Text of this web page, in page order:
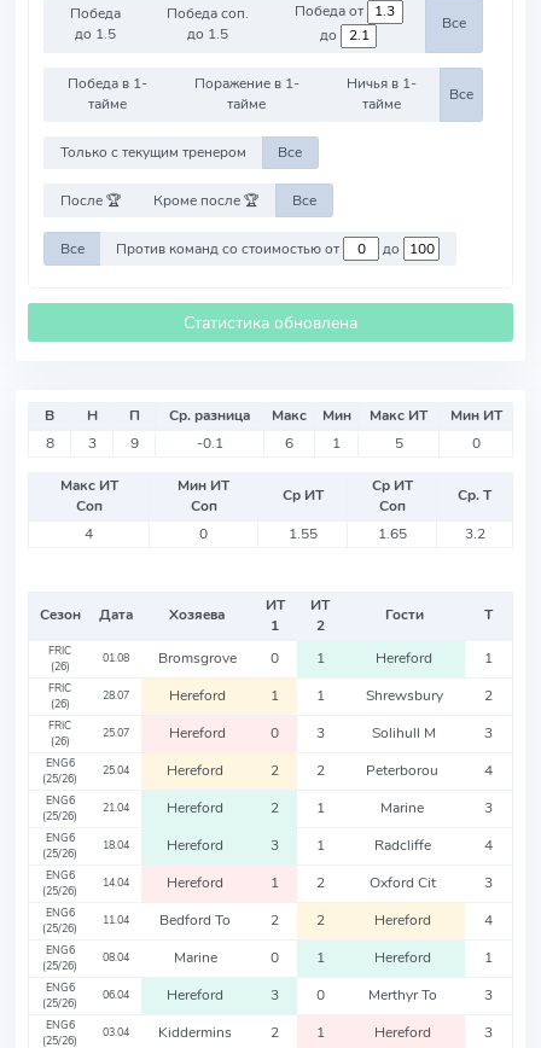
Победа
до 1.5
Победа соп.
до 1.5
Победа от
до
Все
Победа в 1-
тайме
Поражение в 1-
тайме
Ничья в 1-
тайме
Все
Только с текущим тренером Все
После 🏆 Кроме после 🏆 Все
Все Против команд со стоимостью от до
Статистика обновлена
В Н П Ср. разница Макс Мин Макс ИТ
Мин ИТ
8
3 9 -0.1 6 1 5 0
Макс ИТ
Соп
Мин ИТ
Соп
Ср ИТ
Ср ИТ
Соп
Ср. Т
4
0 1.55 1.65 3.2
Сезон Дата Хозяева
ИТ
1
ИТ
2
Гости Т
FRIC
(26)
01.08 Bromsgrove 0 1 Hereford 1
FRIC
(26)
28.07 Hereford 1 1 Shrewsbury 2
FRIC
(26)
25.07 Hereford 0 3 Solihull M 3
ENG6
(25/26)
25.04 Hereford 2 2 Peterborou 4
ENG6
(25/26)
21.04 Hereford 2 1 Marine 3
ENG6
(25/26)
18.04 Hereford 3 1 Radcliffe 4
ENG6
(25/26)
14.04 Hereford 1 2 Oxford Cit 3
ENG6
(25/26)
11.04 Bedford To 2 2 Hereford 4
ENG6
(25/26)
08.04 Marine 0 1 Hereford 1
ENG6
(25/26)
06.04 Hereford 3 0 Merthyr To 3
ENG6
(25/26)
03.04 Kiddermins 2 1 Hereford 3